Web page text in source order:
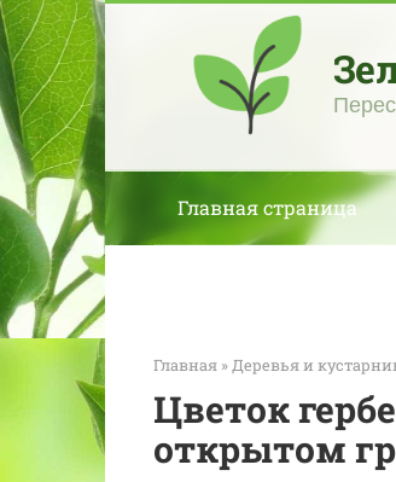
Перейти
к
контенту
Главная страница
Главная » Деревья и
Цветок
открытом